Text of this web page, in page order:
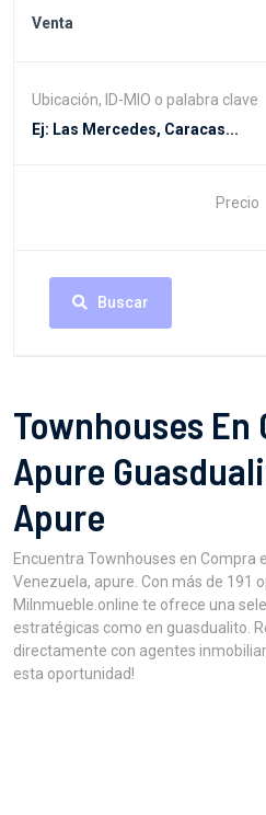
Venta
Ubicación, ID-MIO o palabra clave
Precio
Buscar
Townhouses En
Apure
Apure
Encuentra Townhouses en Compra
Venezuela, apure. Con más de 191
MiInmueble.online te ofrece una
estratégicas como en guasdualito.
directamente con agentes
esta oportunidad!